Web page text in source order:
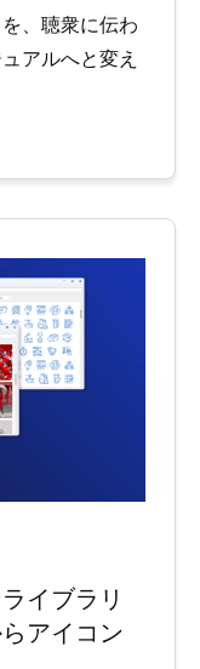
、聴衆に伝わ
アルへと変え
イブラリ
アイコン